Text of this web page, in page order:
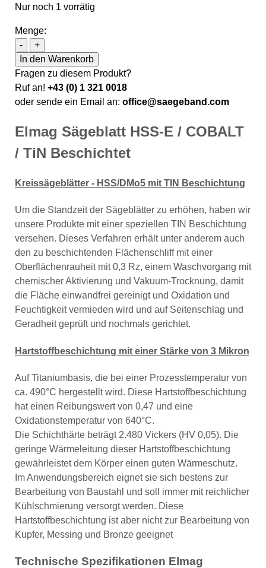
Nur noch 1 vorrätig
Menge:
-
Elmag Sägeblatt HSS-E / COBALT / TiN Beschichtet
+
In den Warenkorb
Fragen zu diesem Produkt?
Ruf an! +43 (0) 1 321 0018
oder sende ein Email an: office@saegeband.com
Elmag Sägeblatt HSS-E / COBALT
/ TiN Beschichtet
Kreissägeblätter - HSS/DMo5 mit TIN Beschichtung
Um die Standzeit der Sägeblätter zu erhöhen, haben wir
unsere Produkte mit einer speziellen TIN Beschichtung
versehen. Dieses Verfahren erhält unter anderem auch
den zu beschichtenden Flächenschliff mit einer
Oberflächenrauheit mit 0,3 Rz, einem Waschvorgang mit
chemischer Aktivierung und Vakuum-Trocknung, damit
die Fläche einwandfrei gereinigt und Oxidation und
Feuchtigkeit vermieden wird und auf Seitenschlag und
Geradheit geprüft und nochmals gerichtet.
Hartstoffbeschichtung mit einer Stärke von 3 Mikron
Auf Titaniumbasis, die bei einer Prozesstemperatur von
ca. 490°C hergestellt wird. Diese Hartstoffbeschichtung
hat einen Reibungswert von 0,47 und eine
Oxidationstemperatur von 640°C.
Die Schichthärte beträgt 2.480 Vickers (HV 0,05). Die
geringe Wärmeleitung dieser Hartstoffbeschichtung
gewährleistet dem Körper einen guten Wärmeschutz.
Im Anwendungsbereich eignet sie sich bestens zur
Bearbeitung von Baustahl und soll immer mit reichlicher
Kühlschmierung versorgt werden. Diese
Hartstoffbeschichtung ist aber nicht zur Bearbeitung von
Kupfer, Messing und Bronze geeignet
Technische Spezifikationen Elmag